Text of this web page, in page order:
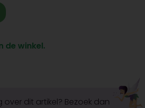
de winkel.
over dit artikel? Bezoek dan